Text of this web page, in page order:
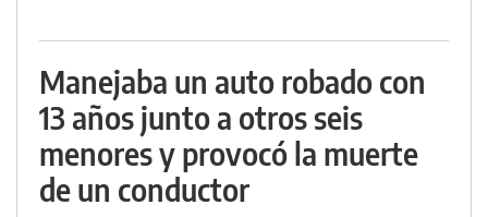
Manejaba un auto robado con
13 años junto a otros seis
menores y provocó la muerte
de un conductor